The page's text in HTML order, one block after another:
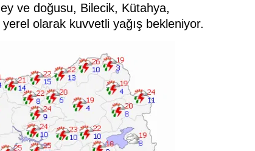
ve doğusu, Bilecik, Kütahya,
olarak kuvvetli yağış bekleniyor.